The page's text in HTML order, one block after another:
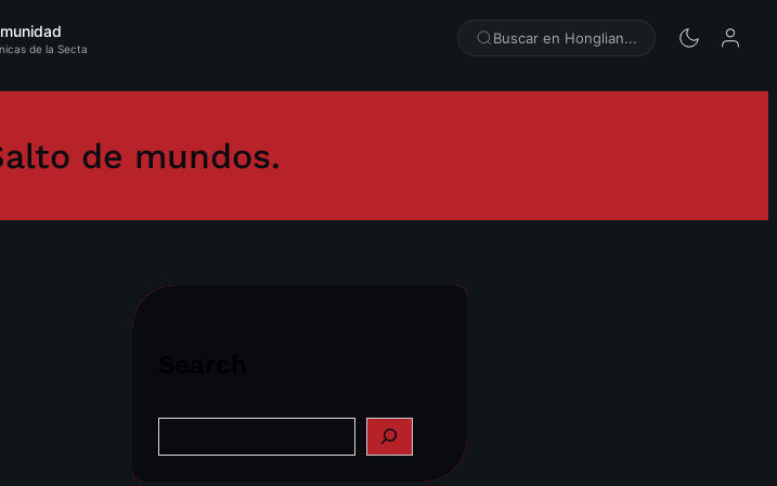
de la Secta
Buscar en Honglian...
de mundos.
S
a